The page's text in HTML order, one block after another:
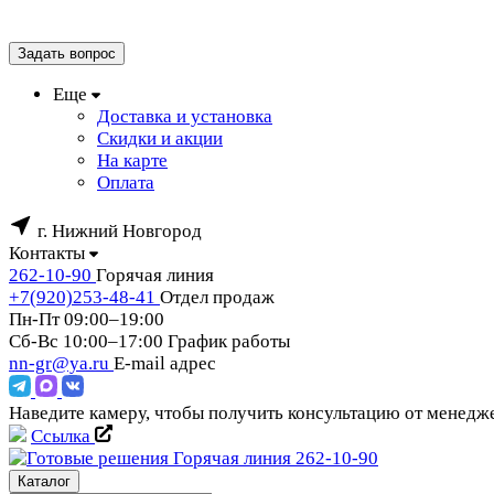
Задать вопрос
Еще
Доставка и установка
Скидки и акции
На карте
Оплата
г. Нижний Новгород
Контакты
262-10-90 Горячая линия
+7(920)253-48-41 Отдел продаж
Пн-Пт 09:00–19:00
Сб-Вс 10:00–17:00 График работы
nn-gr@ya.ru E-mail адрес
Наведите камеру, чтобы получить консультацию от
Ссылка
Горячая линия 262-10-90
Каталог